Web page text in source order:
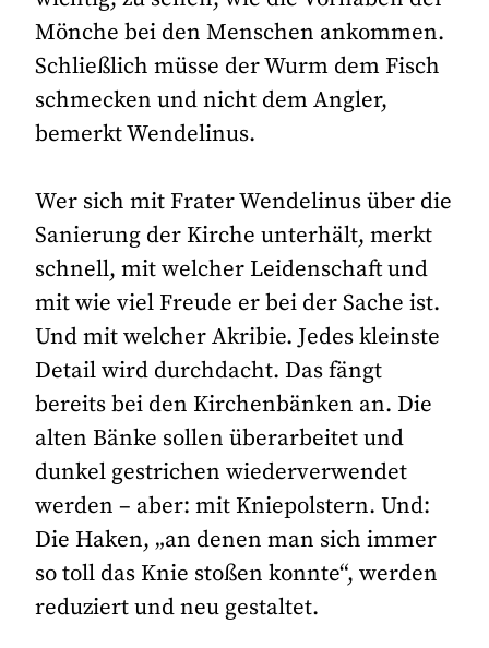
Mönche bei den Menschen ankommen.
Schließlich müsse der Wurm dem Fisch
schmecken und nicht dem Angler,
bemerkt Wendelinus.
Wer sich mit Frater Wendelinus über die
Sanierung der Kirche unterhält, merkt
schnell, mit welcher Leidenschaft und
mit wie viel Freude er bei der Sache ist.
Und mit welcher Akribie. Jedes kleinste
Detail wird durchdacht. Das fängt
bereits bei den Kirchenbänken an. Die
alten Bänke sollen überarbeitet und
dunkel gestrichen wiederverwendet
werden – aber: mit Kniepolstern. Und:
Die Haken, „an denen man sich immer
so toll das Knie stoßen konnte“, werden
reduziert und neu gestaltet.